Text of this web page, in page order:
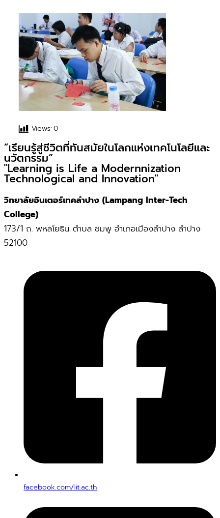
Views:0
“เรียนรู้สู่ชีวิตที่ทันสมัยในโลกแห่งเทคโนโลยีและ
นวัตกรรม”
"Learning is Life a Modernnization
Technological and Innovation"
วิทยาลัยอินเตอร์เทคลำปาง (Lampang Inter-Tech
College)
173/1 ถ. พหลโยธิน ตำบล ชมพู อำเภอเมืองลำปาง ลำปาง
52100
facebook.com/lit.ac.th